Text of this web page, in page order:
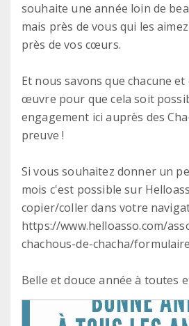
souhaite une année loin de
mais près de vous qui les
près de vos cœurs.
Et nous savons que chacune et
œuvre pour que cela soit
engagement ici auprès des
preuve !
Si vous souhaitez donner un
mois c'est possible sur
copier/coller dans votre
https://www.helloasso.com/
chachous-de-chacha/
Belle et douce année à toutes